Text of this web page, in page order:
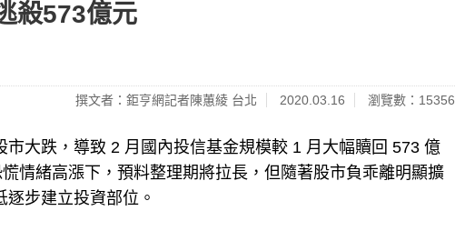
殺573億元
撰文者：鉅亨網記者陳蕙綾 台北 2020.03.16 瀏覽數：15356
大跌，導致 2 月國內投信基金規模較 1 月大幅贖回 573 億
情緒高漲下，預料整理期將拉長，但隨著股市負乖離明顯擴
步建立投資部位。